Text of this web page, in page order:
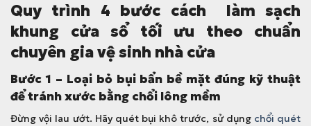
Quy trình 4 bước cách làm sạch
khung cửa sổ tối ưu theo chuẩn
chuyên gia vệ sinh nhà cửa
Bước 1 – Loại bỏ bụi bẩn bề mặt đúng kỹ thuật
để tránh xước bằng chổi lông mềm
Đừng vội lau ướt. Hãy quét bụi khô trước, sử dụng chổi quét